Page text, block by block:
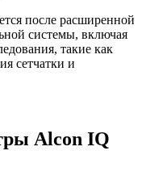
после расширенной
системы, включая
такие как
сетчатки и
Alcon IQ